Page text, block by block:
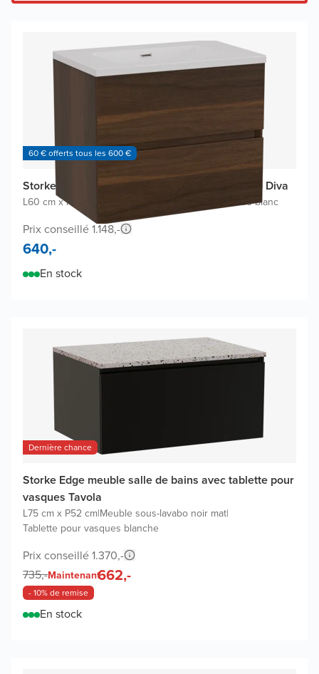
60 € offerts tous les 600 €
Storke Edge meuble salle de bains avec lavabo Diva
L60 cm x P40 cm Lavabo blanc
Prix conseillé 1.148,-
640,-
En stock
Dernière chance
Storke Edge meuble salle de bains avec tablette pour
vasques Tavola
L75 cm x P52 cm|Meuble sous-lavabo noir mat|
Tablette pour vasques blanche
Prix conseillé 1.370,-
735,-Maintenant662,-
- 10% de remise
En stock